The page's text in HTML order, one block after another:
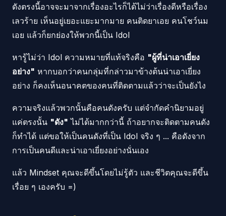
ดังตรงนี้อาจจะมาจากเรื่องอะไรก็ได้ไม่ว่าเรื่องดีหรือเรื่อง
เลวร้าย เห็นอยู่เยอะแยะมากมาย คนติดยาเอย คนโชว์นม
เอย แล้วก็ยกย่องให้พวกนี้เป็น Idol
หารู้ไม่ว่า Idol ความหมายที่แท้จริงคือ "ผู้ที่น่าเอาเยี่ยง
อย่าง" หากบอกว่าคนกลุ่มที่กล่าวมาข้างต้นน่าเอาเยี่ยง
อย่าง ก็คงเห็นอนาคตของคนที่ติดตามแล้วว่าจะเป็นยังไง
ความจริงแล้วพวกนั้นคือคนดังครับ แต่จำกัดคำนิยามอยู่
แค่ตรงนั้น "ดัง" ไม่ได้มากกว่านี้ ถ้าอยากจะติดตามคนดัง
ก็ทำได้ แต่ขอให้เป็นคนดังที่เป็น Idol จริง ๆ ... คือดังจาก
การเป็นคนดีและน่าเอาเยี่ยงอย่างนั่นเอง
แล้ว Mindset คุณจะดีขึ้นโดยไม่รู้ตัว และชีวิตคุณจะดีขึ้น
เรื่อย ๆ เองครับ =)